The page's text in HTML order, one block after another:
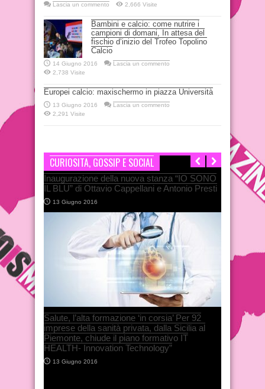
Lascia un commento
2,666 Visite
Bambini e calcio: come nutrire i
campioni di domani, In attesa del
fischio d’inizio del Trofeo Topolino
Calcio
14 Giugno 2016
Lascia un commento
2,738 Visite
Europei calcio: maxischermo in piazza Università
13 Giugno 2016
Lascia un commento
2,291 Visite
CURIOSITA, GOSSIP E SOCIAL
Inaugurazione della nuova stanza “IO SONO
IL BLU” di Ottavio Cappellani e Antonio Presti
13 Giugno 2016
Salute, l’alta formazione ‘in corsia’ Per 92
imprese della sanità privata, dalla Sicilia al
Piemonte, chiude il piano formativo IT
HEALTH- Innovation Technology”
13 Giugno 2016